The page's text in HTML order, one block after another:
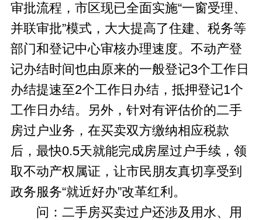
审批流程，市区现已全面实施“一窗受理、
并联审批”模式，大大提高了住建、税务等
部门和登记中心审核办理速度。不动产登
记办结时间也由原来的一般登记3个工作日
办结提速至2个工作日办结，抵押登记1个
工作日办结。另外，针对有评估价的二手
房过户业务，在买卖双方缴纳相应税款
后，最快0.5天就能完成房屋过户手续，领
取不动产权属证，让市民朋友真切享受到
政务服务“就近好办”改革红利。
问：二手房买卖过户还涉及用水、用